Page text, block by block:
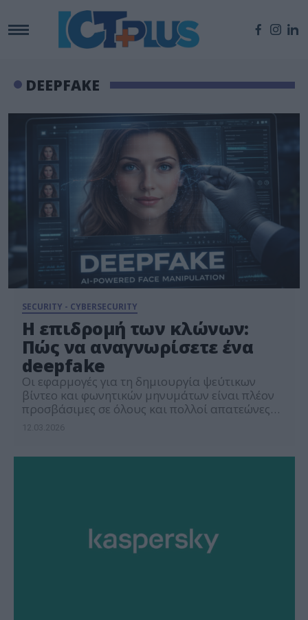
DEEPFAKE
SECURITY - CYBERSECURITY
Η επιδρομή των κλώνων:
Πώς να αναγνωρίσετε ένα
deepfake
Οι εφαρμογές για τη δημιουργία ψεύτικων
βίντεο και φωνητικών μηνυμάτων είναι πλέον
προσβάσιμες σε όλους και πολλοί απατεώνες